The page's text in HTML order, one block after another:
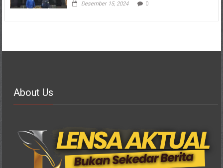
Desember 15, 2024 0
About Us